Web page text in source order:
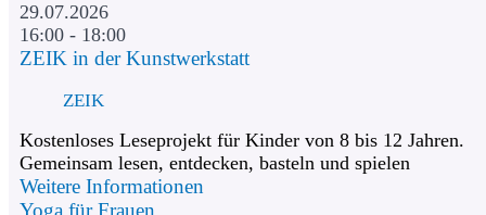
29.07.2026
16:00 - 18:00
ZEIK in der Kunstwerkstatt
ZEIK
Kostenloses Leseprojekt für Kinder von 8 bis 12 Jahren.
Gemeinsam lesen, entdecken, basteln und spielen
Weitere Informationen